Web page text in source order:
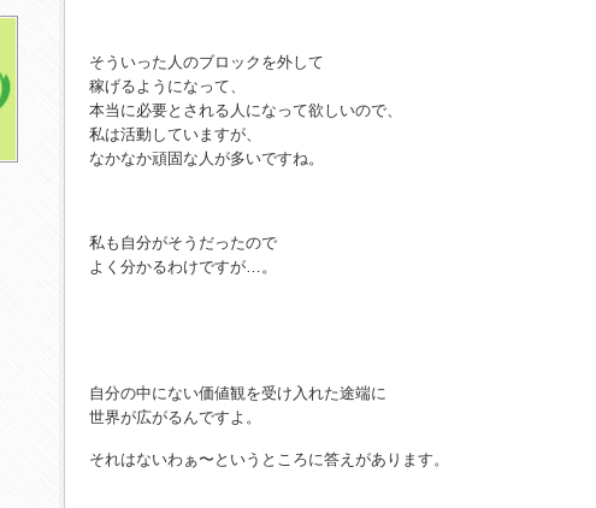
そういった人のブロックを外して
稼げるようになって、
本当に必要とされる人になって欲しいので、
私は活動していますが、
なかなか頑固な人が多いですね。
私も自分がそうだったので
よく分かるわけですが…。
自分の中にない価値観を受け入れた途端に
世界が広がるんですよ。
それはないわぁ〜というところに答えがあります。